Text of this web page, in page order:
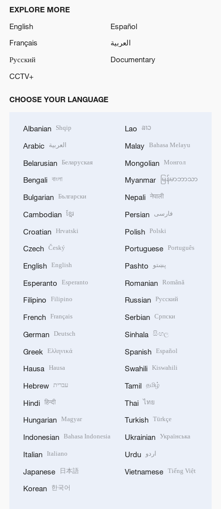
EXPLORE MORE
English
Español
Français
العربية
Русский
Documentary
CCTV+
CHOOSE YOUR LANGUAGE
Albanian Shqip
Arabic العربية
Belarusian Беларуская
Bengali বাংলা
Bulgarian Български
Cambodian ខ្មែរ
Croatian Hrvatski
Czech Český
English English
Esperanto Esperanto
Filipino Filipino
French Français
German Deutsch
Greek Ελληνικά
Hausa Hausa
Hebrew עברית
Hindi हिन्दी
Hungarian Magyar
Indonesian Bahasa Indonesia
Italian Italiano
Japanese 日本語
Korean 한국어
Lao ລາວ
Malay Bahasa Melayu
Mongolian Монгол
Myanmar မြန်မာဘာသာ
Nepali नेपाली
Persian فارسی
Polish Polski
Portuguese Português
Pashto پښتو
Romanian Română
Russian Русский
Serbian Српски
Sinhala සිංහල
Spanish Español
Swahili Kiswahili
Tamil தமிழ்
Thai ไทย
Turkish Türkçe
Ukrainian Українська
Urdu اردو
Vietnamese Tiếng Việt